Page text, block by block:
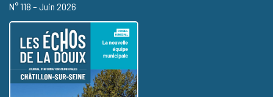
N° 118 – Juin 2026